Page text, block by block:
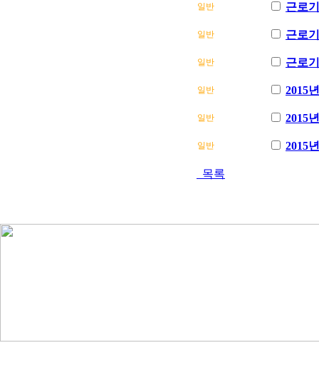
일반 근로
일반 근로
일반 근로
일반 2015
일반 2015
일반 2015
목록